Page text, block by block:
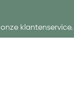
klantenservice.